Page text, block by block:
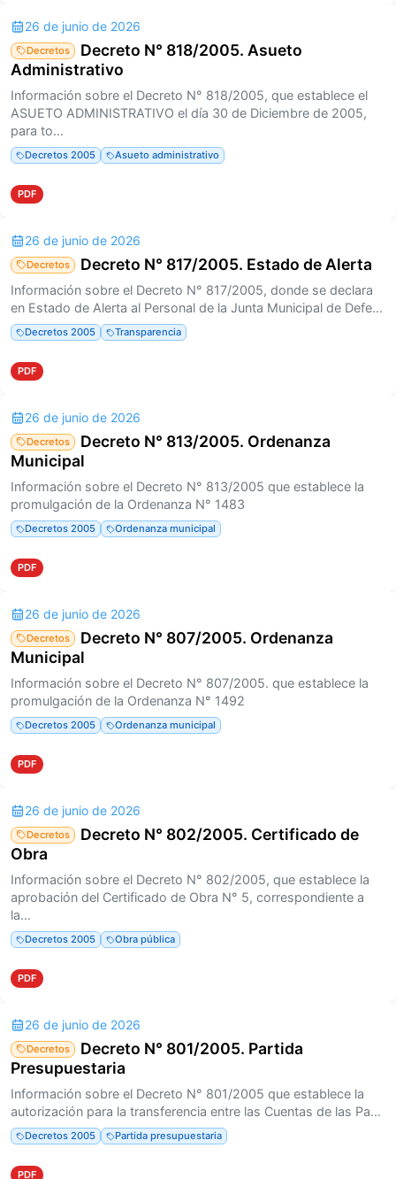
26 de junio de 2026
Decretos
Decreto N° 818/2005. Asueto
Administrativo
Información sobre el Decreto N° 818/2005, que establece el
ASUETO ADMINISTRATIVO el día 30 de Diciembre de 2005,
para to...
Decretos 2005 Asueto administrativo
PDF
26 de junio de 2026
Decretos Decreto N° 817/2005. Estado de Alerta
Información sobre el Decreto N° 817/2005, donde se declara
en Estado de Alerta al Personal de la Junta Municipal de Defe...
Decretos 2005 Transparencia
PDF
26 de junio de 2026
Decretos
Decreto N° 813/2005. Ordenanza
Municipal
Información sobre el Decreto N° 813/2005 que establece la
promulgación de la Ordenanza N° 1483
Decretos 2005 Ordenanza municipal
PDF
26 de junio de 2026
Decretos
Decreto N° 807/2005. Ordenanza
Municipal
Información sobre el Decreto N° 807/2005. que establece la
promulgación de la Ordenanza N° 1492
Decretos 2005 Ordenanza municipal
PDF
26 de junio de 2026
Decretos
Decreto N° 802/2005. Certificado de
Obra
Información sobre el Decreto N° 802/2005, que establece la
aprobación del Certificado de Obra N° 5, correspondiente a
la...
Decretos 2005 Obra pública
PDF
26 de junio de 2026
Decretos
Decreto N° 801/2005. Partida
Presupuestaria
Información sobre el Decreto N° 801/2005 que establece la
autorización para la transferencia entre las Cuentas de las Pa...
Decretos 2005 Partida presupuestaria
PDF